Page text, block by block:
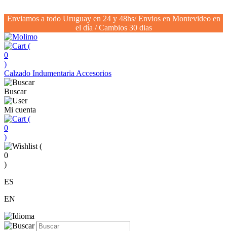
Enviamos a todo Uruguay en 24 y 48hs/ Envios en Montevideo en
el día / Cambios 30 dias
(
0
)
Calzado Indumentaria Accesorios
Buscar
Mi cuenta
(
0
)
(
0
)
ES
EN